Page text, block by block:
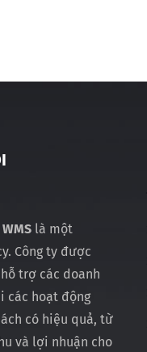
là một
Công ty được
trợ các doanh
các hoạt động
có hiệu quả, từ
và lợi nhuận cho